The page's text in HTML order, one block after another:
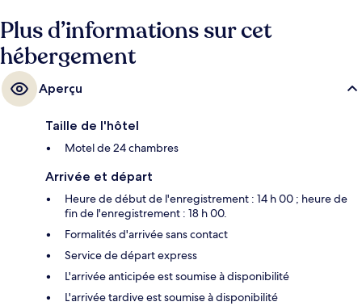
Plus d’informations sur cet
hébergement
Aperçu
Taille de l'hôtel
Motel de 24 chambres
Arrivée et départ
Heure de début de l'enregistrement : 14 h 00 ; heure de
fin de l'enregistrement : 18 h 00.
Formalités d'arrivée sans contact
Service de départ express
L'arrivée anticipée est soumise à disponibilité
L'arrivée tardive est soumise à disponibilité